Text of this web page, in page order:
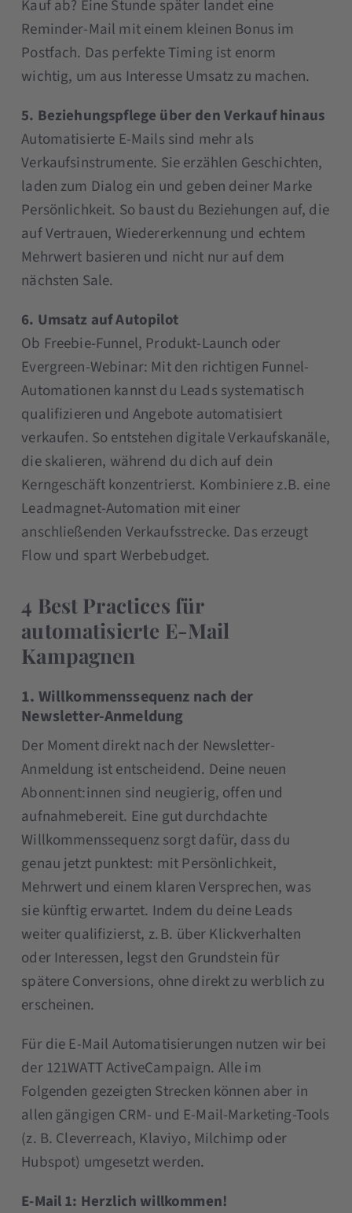
Kauf ab? Eine Stunde später landet eine
Reminder-Mail mit einem kleinen Bonus im
Postfach. Das perfekte Timing ist enorm
wichtig, um aus Interesse Umsatz zu machen.
5. Beziehungspflege über den Verkauf hinaus
Automatisierte E-Mails sind mehr als
Verkaufsinstrumente. Sie erzählen Geschichten,
laden zum Dialog ein und geben deiner Marke
Persönlichkeit. So baust du Beziehungen auf, die
auf Vertrauen, Wiedererkennung und echtem
Mehrwert basieren und nicht nur auf dem
nächsten Sale.
6. Umsatz auf Autopilot
Ob Freebie-Funnel, Produkt-Launch oder
Evergreen-Webinar: Mit den richtigen Funnel-
Automationen kannst du Leads systematisch
qualifizieren und Angebote automatisiert
verkaufen. So entstehen digitale Verkaufskanäle,
die skalieren, während du dich auf dein
Kerngeschäft konzentrierst. Kombiniere z.B. eine
Leadmagnet-Automation mit einer
anschließenden Verkaufsstrecke. Das erzeugt
Flow und spart Werbebudget.
4 Best Practices für
automatisierte E-Mail
Kampagnen
1. Willkommenssequenz nach der
Newsletter-Anmeldung
Der Moment direkt nach der Newsletter-
Anmeldung ist entscheidend. Deine neuen
Abonnent:innen sind neugierig, offen und
aufnahmebereit. Eine gut durchdachte
Willkommenssequenz sorgt dafür, dass du
genau jetzt punktest: mit Persönlichkeit,
Mehrwert und einem klaren Versprechen, was
sie künftig erwartet. Indem du deine Leads
weiter qualifizierst, z. B. über Klickverhalten
oder Interessen, legst den Grundstein für
spätere Conversions, ohne direkt zu werblich zu
erscheinen.
Für die E-Mail Automatisierungen nutzen wir bei
der 121WATT ActiveCampaign. Alle im
Folgenden gezeigten Strecken können aber in
allen gängigen CRM- und E-Mail-Marketing-Tools
(z. B. Cleverreach, Klaviyo, Milchimp oder
Hubspot) umgesetzt werden.
E-Mail 1: Herzlich willkommen!